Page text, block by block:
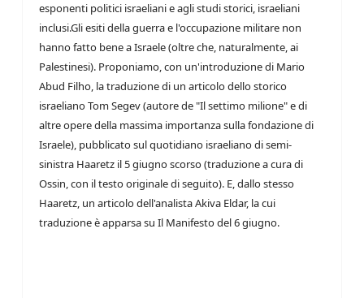
esponenti politici israeliani e agli studi storici, israeliani
inclusi.Gli esiti della guerra e l'occupazione militare non
hanno fatto bene a Israele (oltre che, naturalmente, ai
Palestinesi). Proponiamo, con un'introduzione di Mario
Abud Filho, la traduzione di un articolo dello storico
israeliano Tom Segev (autore de "Il settimo milione" e di
altre opere della massima importanza sulla fondazione di
Israele), pubblicato sul quotidiano israeliano di semi-
sinistra Haaretz il 5 giugno scorso (traduzione a cura di
Ossin, con il testo originale di seguito). E, dallo stesso
Haaretz, un articolo dell'analista Akiva Eldar, la cui
traduzione è apparsa su Il Manifesto del 6 giugno.